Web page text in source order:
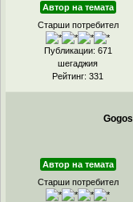
Автор на темата
Старши потребител
Публикации: 671
шегаджия
Рейтинг: 331
Gogos
Автор на темата
Старши потребител